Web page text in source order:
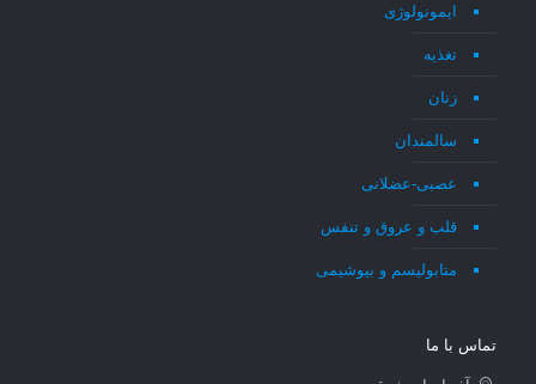
ایمونولوژی
تغذیه
زنان
سالمندان
عصبی-عضلانی
قلب و عروق و تنفس
متابولیسم و بیوشیمی
تماس با ما